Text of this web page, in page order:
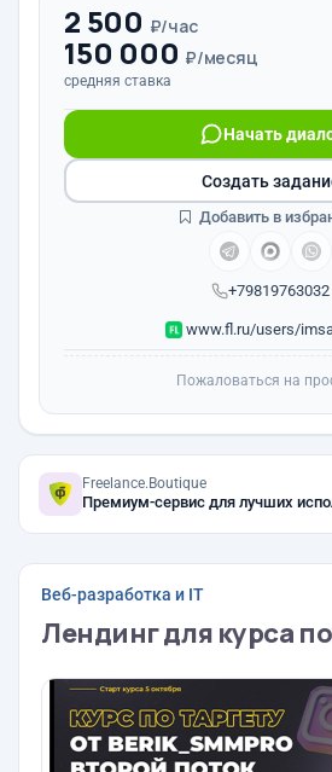
2 500 ₽/час
150 000 ₽/месяц
средняя ставка
+79819763032
Начать
www.fl.ru/users/
Создать
Добавить в
Пожаловаться на
Freelance.Boutique
Премиум-сервис для лучших
Веб-разработка и IT
Лендинг для курса